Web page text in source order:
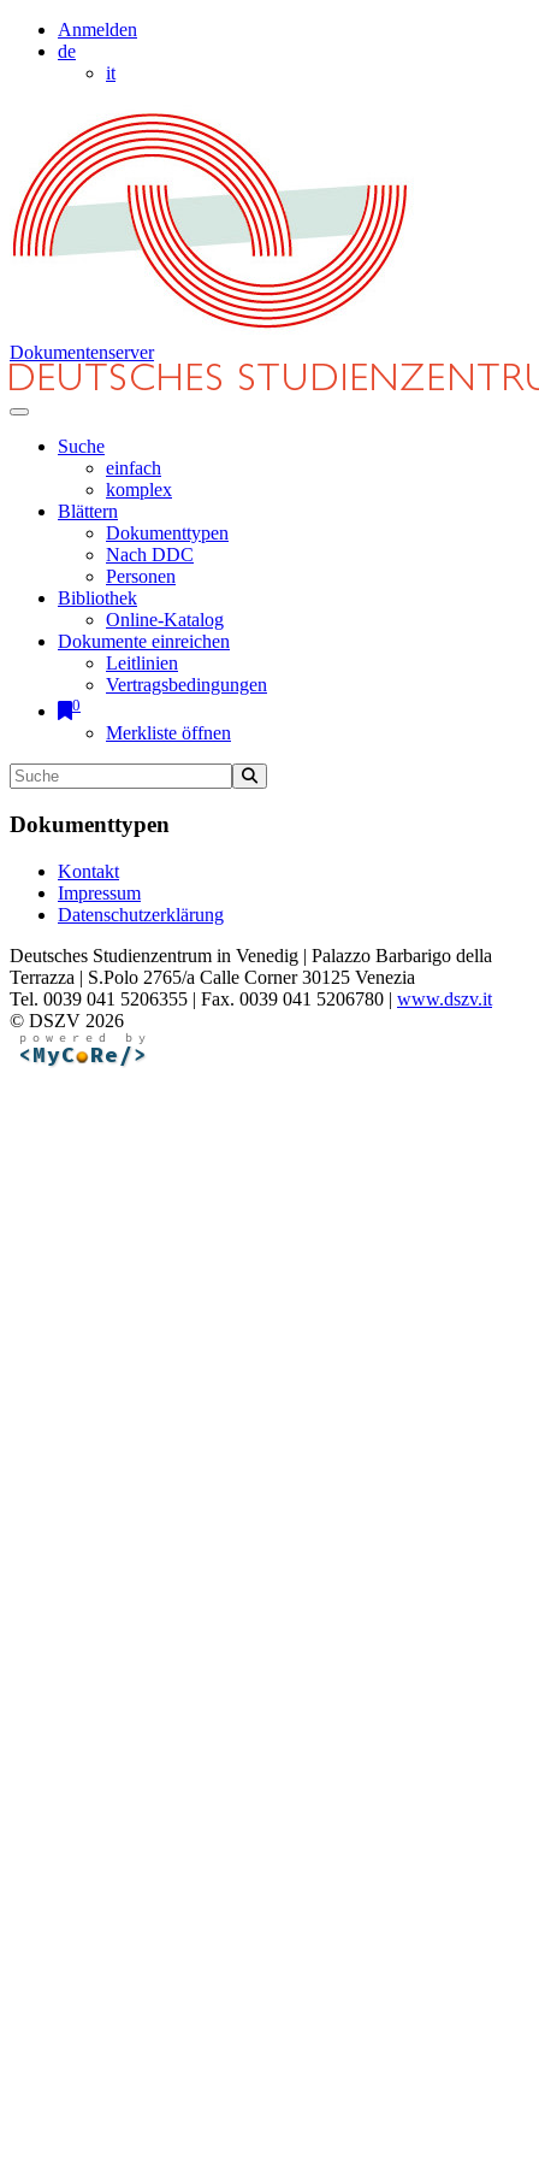
Anmelden
de
it
Dokumentenserver
Suche
einfach
komplex
Blättern
Dokumenttypen
Nach DDC
Personen
Bibliothek
Online-Katalog
Dokumente einreichen
Leitlinien
Vertragsbedingungen
0
Merkliste öffnen
Dokumenttypen
Kontakt
Impressum
Datenschutzerklärung
Deutsches Studienzentrum in Venedig | Palazzo Barbarigo della
Terrazza | S.Polo 2765/a Calle Corner 30125 Venezia
Tel. 0039 041 5206355 | Fax. 0039 041 5206780 | www.dszv.it
© DSZV 2026